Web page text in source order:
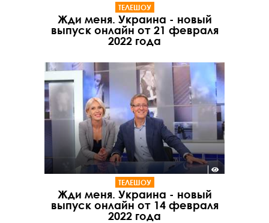
ТЕЛЕШОУ
Жди меня. Украина - новый
выпуск онлайн от 21 февраля
2022 года
ТЕЛЕШОУ
Жди меня. Украина - новый
выпуск онлайн от 14 февраля
2022 года